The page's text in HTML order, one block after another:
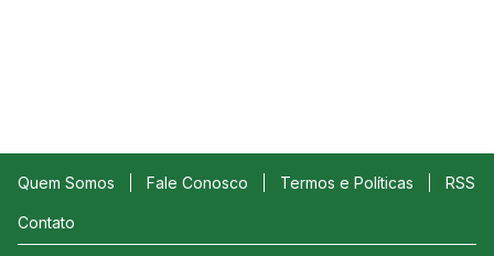
Quem Somos Fale Conosco Termos e Políticas RSS
Contato